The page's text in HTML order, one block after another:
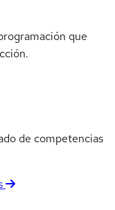
que
de competencias